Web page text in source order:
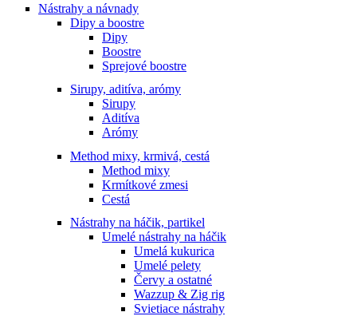
Nástrahy a návnady
Dipy a boostre
Dipy
Boostre
Sprejové boostre
Sirupy, aditíva, arómy
Sirupy
Aditíva
Arómy
Method mixy, krmivá, cestá
Method mixy
Krmítkové zmesi
Cestá
Nástrahy na háčik, partikel
Umelé nástrahy na háčik
Umelá kukurica
Umelé pelety
Červy a ostatné
Wazzup & Zig rig
Svietiace nástrahy